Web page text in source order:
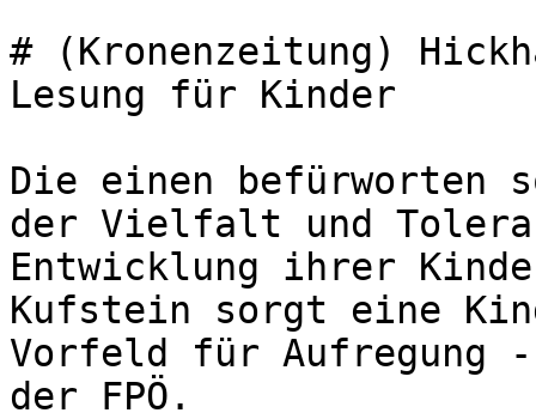
# (Kronenzeitung)
Lesung für Kinder
Die einen befürworten
der Vielfalt und
Entwicklung ihrer
Kufstein sorgt eine
Vorfeld für Aufregung -
der FPÖ.